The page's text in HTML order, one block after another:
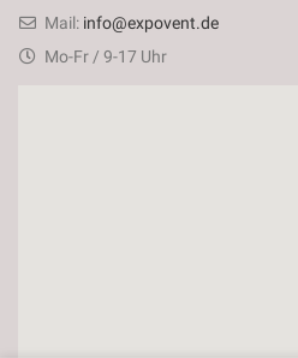
Mail: info@expovent.de
Mo-Fr / 9-17 Uhr